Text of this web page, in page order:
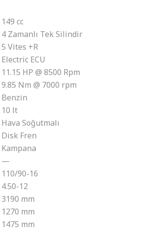
149 cc
4 Zamanlı Tek Silindir
5 Vites +R
Electric ECU
11.15 HP @ 8500 Rpm
9.85 Nm @ 7000 rpm
Benzin
10 lt
Hava Soğutmalı
Disk Fren
Kampana
—
110/90-16
4.50-12
3190 mm
1270 mm
1475 mm